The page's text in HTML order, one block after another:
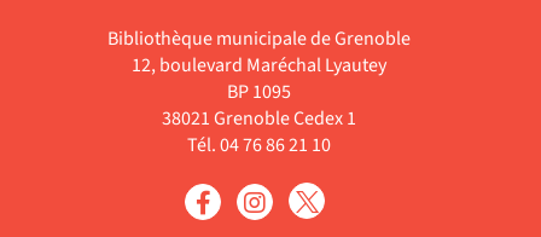
Enregistrement sonore
Bibliothèque municipale de Grenoble
12, boulevard Maréchal Lyautey
BP 1095
38021 Grenoble Cedex 1
Tél. 04 76 86 21 10